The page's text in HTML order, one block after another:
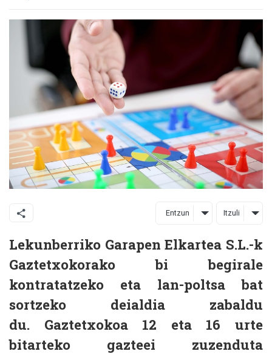
Entzun Itzuli
Lekunberriko Garapen Elkartea S.L.-k
Gaztetxokorako bi begirale
kontratatzeko eta lan-poltsa bat
sortzeko deialdia zabaldu
du. Gaztetxokoa 12 eta 16 urte
bitarteko gazteei zuzenduta